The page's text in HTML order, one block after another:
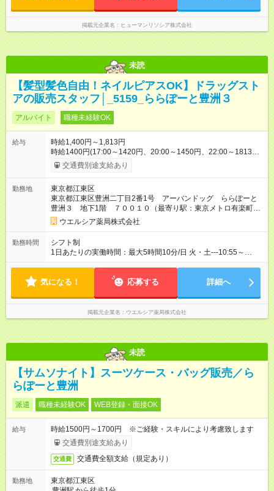
掲載元企業名 ヒューマンリソシア株式会社
未読
【髪型髪色自由！ネイルピアスOK】ドラッグスト
アの販売スタッフ│_5159_ららぽーと豊洲３
アルバイト 職種未経験OK
給与
時給1,400円～1,813円
時給1400円(17:00～1420円、20:00～1450円、22:00～1813円)
※深夜割増含む ※高校卒業以上 昇格に応じて＋20～200円昇給
あり （大学生は＋20円まで） ※高校生は対象外 試用期間あり：
間】試用期間あり 試用期間の長さ：3ヶ月 雇用形態、給与は本
採用時と同じです。
交通費別途支給あり
勤務地
東京都江東区
東京都江東区豊洲二丁目2番1号 アーバンドッグ ららぽーと
豊洲３ 地下1階 ７００１０（最寄り駅：東京メトロ有楽町線
「 豊洲駅 」直結）
ウエルシア薬局株式会社
勤務時間
シフト制
1日あたりの実働時間：最大5時間10分/日 火・土---10:55～
14:05 ☆週2日の勤務 火・土・日---16:55～22:05 ☆週3日の勤務
気になる！ 応募する 詳細へ
掲載元企業名 ウエルシア薬局株式会社
未読
【サムソナイト】スーツケース・バッグ販売／ら
らぽーと豊洲
派遣 職種未経験OK WEB登録・面接OK
給与
時給1500円～1700円 ※ご経験・スキルにより考慮致します
交通費別途支給あり
交通費 交通費全額支給（規定あり）
勤務地
東京都江東区